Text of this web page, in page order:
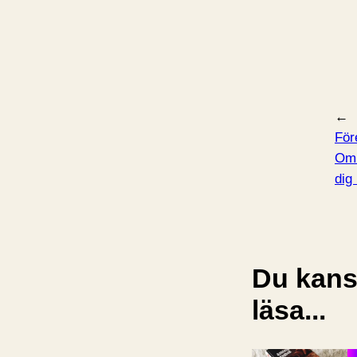
←
dig
Du
läsa...